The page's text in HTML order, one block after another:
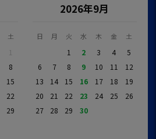
土
1
8
15
22
29
2026年9月
日 月 火 水 木 金 土
1 2 3 4
5
6
7 8 9 10 11
12
13
14 15 16 17 18
19
20
21 22 23 24 25
26
27
28 29 30